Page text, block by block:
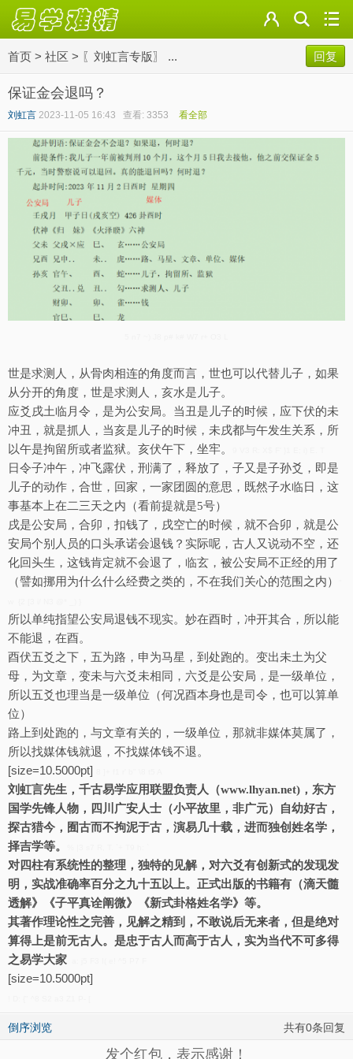
首页 > 社区 > 〖刘虹言专版〗 ... 回复
保证金会退吗？
刘虹言 2023-11-05 16:43 查看: 3353 看全部
世是求测人，从骨肉相连的角度而言，世也可以代替儿子，如果
从分开的角度，世是求测人，亥水是儿子。
应爻戌土临月令，是为公安局。当丑是儿子的时候，应下伏的未
冲丑，就是抓人，当亥是儿子的时候，未戌都与午发生关系，所
以午是拘留所或者监狱。亥伏午下，坐牢。
日令子冲午，冲飞露伏，刑满了，释放了，子又是子孙爻，即是
儿子的动作，合世，回家，一家团圆的意思，既然子水临日，这
事基本上在二三天之内（看前提就是5号）
戌是公安局，合卯，扣钱了，戌空亡的时候，就不合卯，就是公
安局个别人员的口头承诺会退钱？实际呢，古人又说动不空，还
化回头生，这钱肯定就不会退了，临玄，被公安局不正经的用了
（譬如挪用为什么什么经费之类的，不在我们关心的范围之内）
所以单纯指望公安局退钱不现实。妙在酉时，冲开其合，所以能
不能退，在酉。
酉伏五爻之下，五为路，申为马星，到处跑的。变出未土为父
母，为文章，变未与六爻未相同，六爻是公安局，是一级单位，
所以五爻也理当是一级单位（何况酉本身也是司令，也可以算单
位）
路上到处跑的，与文章有关的，一级单位，那就非媒体莫属了，
所以找媒体钱就退，不找媒体钱不退。
[size=10.5000pt]
刘虹言先生，千古易学应用联盟负责人（www.lhyan.net)，东方
国学先锋人物，四川广安人士（小平故里，非广元）自幼好古，
探古猎今，囿古而不拘泥于古，演易几十载，进而独创姓名学，
择吉学等。
对四柱有系统性的整理，独特的见解，对六爻有创新式的发现发
明，实战准确率百分之九十五以上。正式出版的书籍有（滴天髓
透解》《子平真诠阐微》《新式卦格姓名学》等。
其著作理论性之完善，见解之精到，不敢说后无来者，但是绝对
算得上是前无古人。是忠于古人而高于古人，实为当代不可多得
之易学大家
[size=10.5000pt]
倒序浏览 共有0条回复
发个红包，表示感谢！